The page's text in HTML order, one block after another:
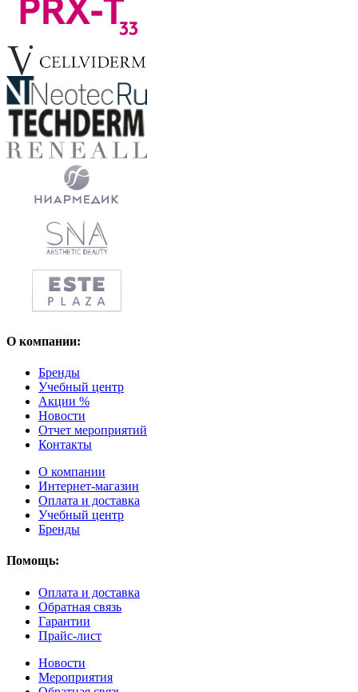
О компании:
Бренды
Учебный центр
Акции %
Новости
Отчет мероприятий
Контакты
О компании
Интернет-магазин
Оплата и доставка
Учебный центр
Бренды
Помощь:
Оплата и доставка
Обратная связь
Гарантии
Прайс-лист
Новости
Мероприятия